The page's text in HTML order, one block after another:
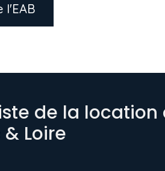
l'EAB
de la
Loire